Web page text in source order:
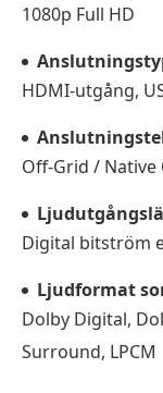
1080p Full HD
HDMI-utgång,
Off-Grid /
Digital bitström
Ljudformat
Dolby Digital,
Surround, LPCM